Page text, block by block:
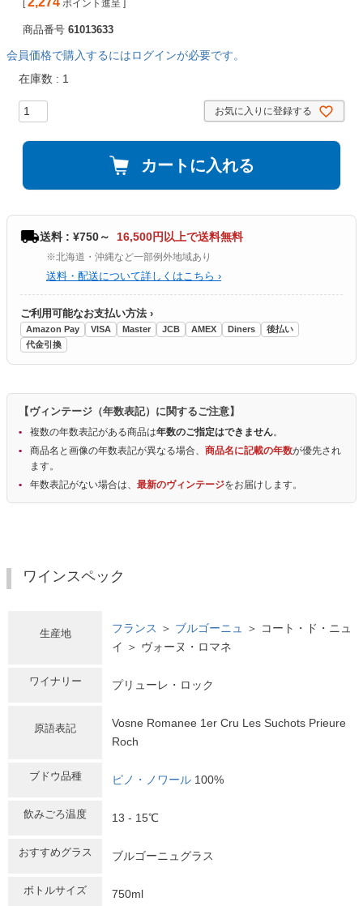
[ ポイント進呈 ]
商品番号 61013633
会員価格で購入するにはログインが必要です。
在庫数
1
お気に入りに登録する
カートに入れる
送料 : ¥750～ 16,500円以上で送料無料
※北海道・沖縄など一部例外地域あり
送料・配送について詳しくはこちら ›
ご利用可能なお支払い方法 ›
Amazon Pay VISA Master JCB AMEX Diners
後払い
代金引換
【ヴィンテージ（年数表記）に関するご注意】
複数の年数表記がある商品は年数のご指定はできません。
商品名と画像の年数表記が異なる場合、 商品名に記載の年数が優先され
ます。
年数表記がない場合は、 最新のヴィンテージをお届けします。
ワインスペック
生産地 フランス ＞ ブルゴーニュ
＞ コート・ド・ニュ
イ ＞ ヴォーヌ・ロマネ
ワイナリー プリューレ・ロック
原語表記
Vosne Romanee 1er Cru Les Suchots Prieure
Roch
ブドウ品種 ピノ・ノワール 100%
飲みごろ温度 13 - 15℃
おすすめグラス ブルゴーニュグラス
ボトルサイズ 750ml